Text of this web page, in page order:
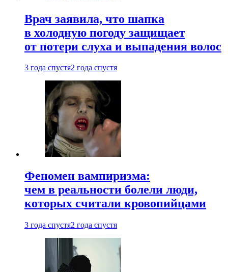
Врач заявила, что шапка
в холодную погоду защищает
от потери слуха и выпадения волос
3 года спустя2 года спустя
Феномен вампиризма:
чем в реальности болели люди,
которых считали кровопийцами
3 года спустя2 года спустя